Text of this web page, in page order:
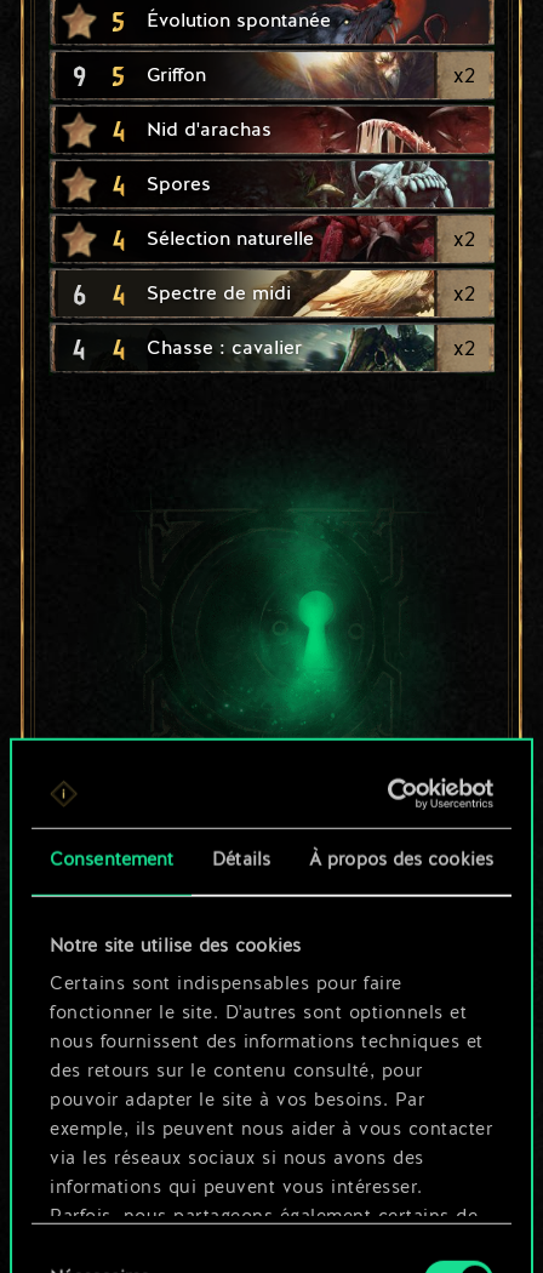
Consentement Détails À propos des cookies
Notre site utilise des cookies
Certains sont indispensables pour faire
fonctionner le site. D'autres sont optionnels et
nous fournissent des informations techniques et
des retours sur le contenu consulté, pour
pouvoir adapter le site à vos besoins. Par
exemple, ils peuvent nous aider à vous contacter
via les réseaux sociaux si nous avons des
informations qui peuvent vous intéresser.
Parfois, nous partageons également certains de
5 Évolution spontanée
9 5 Griffon x2
4 Nid d'arachas
4 Spores
4 Sélection naturelle x2
6 4 Spectre de midi x2
4 4 Chasse : cavalier x2
Pour l'instant, ce
n'est qu'un jeu de
cartes partagé.
Mais cela peut être
tellement plus !
Nommer ce jeu et créer un guide
Modifier le jeu